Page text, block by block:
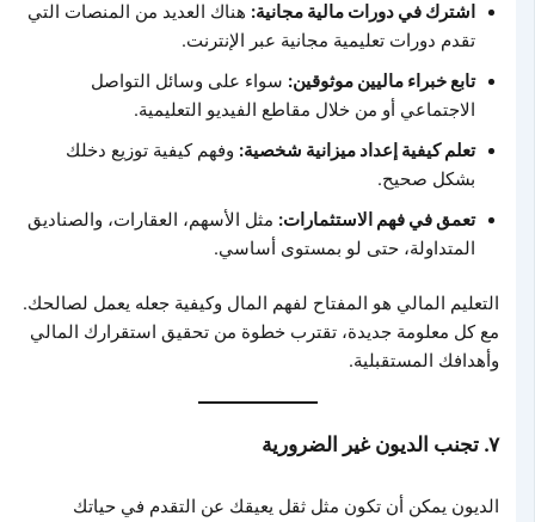
اشترك في دورات مالية مجانية:هناك العديد من المنصات التي
تقدم دورات تعليمية مجانية عبر الإنترنت.
تابع خبراء ماليين موثوقين:سواء على وسائل التواصل
الاجتماعي أو من خلال مقاطع الفيديو التعليمية.
تعلم كيفية إعداد ميزانية شخصية:وفهم كيفية توزيع دخلك
بشكل صحيح.
تعمق في فهم الاستثمارات:مثل الأسهم، العقارات، والصناديق
المتداولة، حتى لو بمستوى أساسي.
التعليم المالي هو المفتاح لفهم المال وكيفية جعله يعمل لصالحك.
مع كل معلومة جديدة، تقترب خطوة من تحقيق استقرارك المالي
وأهدافك المستقبلية.
٧. تجنب الديون غير الضرورية
الديون يمكن أن تكون مثل ثقل يعيقك عن التقدم في حياتك